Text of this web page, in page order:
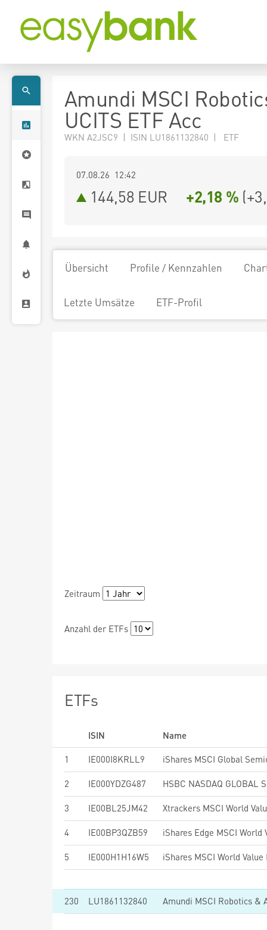
Amundi MSCI
UCITS ETF Acc
WKN A2JSC9 | ISIN LU1861132840 | ETF
07.08.26 12:42
144,58 EUR +2,18 % (
Übersicht Profile / Kennzahlen
Letzte Umsätze ETF-Profil
Zeitraum
Anzahl der ETFs
ETFs
ISIN
Name
1
IE000I8KRLL9
2 IE000YDZG487
3 IE00BL25JM42 Xtrackers MSCI World
4 IE00BP3QZB59
5 IE000H1H16W5
230 LU1861132840 Amundi MSCI Robotics &